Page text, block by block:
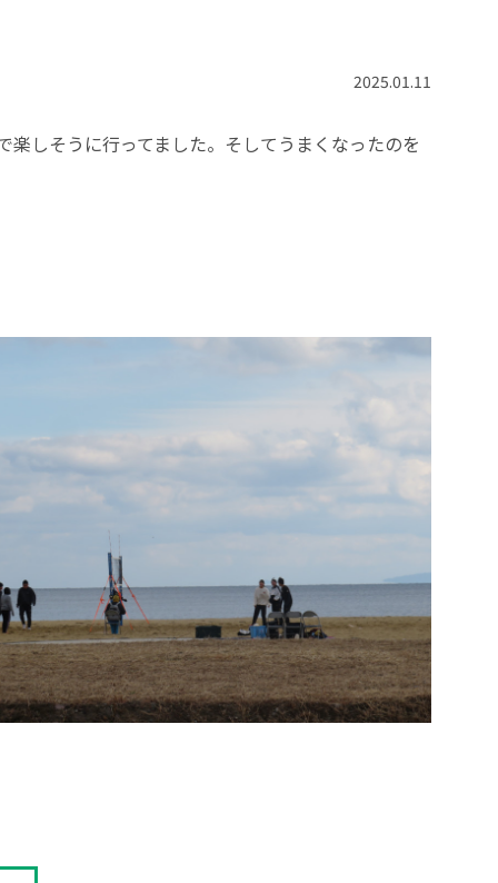
2025.01.11
しそうに行ってました。そしてうまくなったのを